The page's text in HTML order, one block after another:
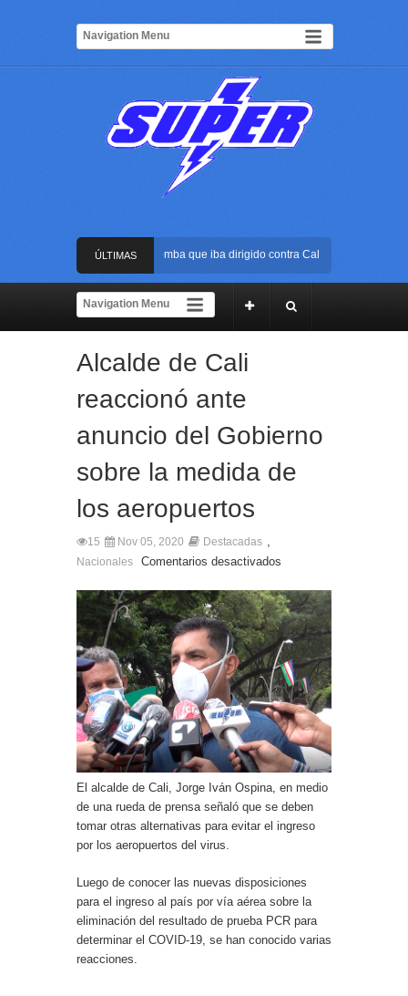
ÚLTIMAS
NOTICIAS
Frustran atentado con bus bomba que iba dirigido contra Cali durante la
La Arena USC será el escenario de la posesión presidencial de Abelardo de la
Rápida reacción policial evitó que presunto agresor escapara tras atacar a una
Frustran atentado con bus bomba que iba dirigido contra Cali durante la
Alcalde de Cali
reaccionó ante
anuncio del Gobierno
sobre la medida de
los aeropuertos
15 Nov 05, 2020 Destacadas ,
Nacionales Comentarios desactivados
El alcalde de Cali, Jorge Iván Ospina, en medio
de una rueda de prensa señaló que se deben
tomar otras alternativas para evitar el ingreso
por los aeropuertos del virus.
Luego de conocer las nuevas disposiciones
para el ingreso al país por vía aérea sobre la
eliminación del resultado de prueba PCR para
determinar el COVID-19, se han conocido varias
reacciones.